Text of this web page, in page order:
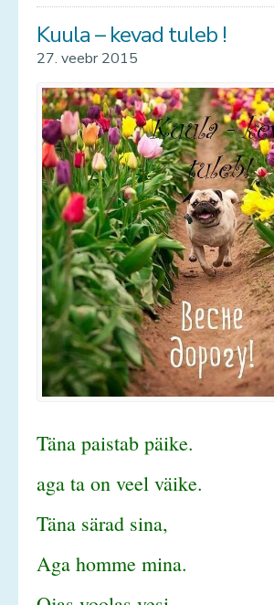
Kuula – kevad tuleb !
27. veebr 2015
Täna paistab päike.
aga ta on veel väike.
Täna särad sina,
Aga homme mina.